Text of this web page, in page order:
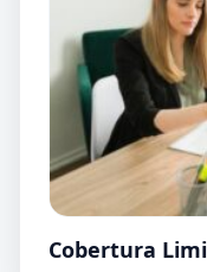
Cobertura